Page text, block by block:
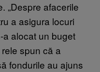
„Despre afacerile
a asigura locuri
alocat un buget
spun că a
fondurile au ajuns